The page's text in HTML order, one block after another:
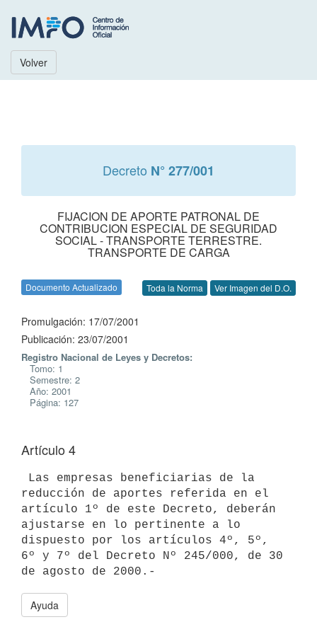
Volver
Decreto N° 277/001
FIJACION DE APORTE PATRONAL DE
CONTRIBUCION ESPECIAL DE SEGURIDAD
SOCIAL - TRANSPORTE TERRESTRE.
TRANSPORTE DE CARGA
Documento Actualizado Toda la Norma Ver Imagen del D.O.
Promulgación: 17/07/2001
Publicación: 23/07/2001
Registro Nacional de Leyes y Decretos:
Tomo: 1
Semestre: 2
Año: 2001
Página: 127
Artículo 4
reducción de aportes referida en el
artículo 1º de este Decreto, deberán
ajustarse en lo pertinente a lo
dispuesto por los artículos 4º, 5º,
6º y 7º del Decreto Nº 245/000, de 30
Ayuda